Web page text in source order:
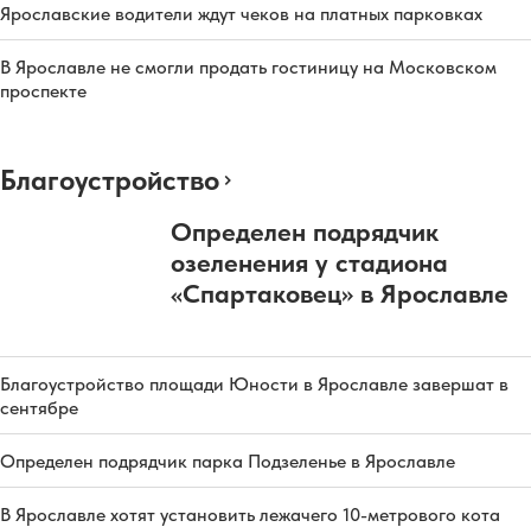
Ярославские водители ждут чеков на платных парковках
В Ярославле не смогли продать гостиницу на Московском
проспекте
Благоустройство
Определен подрядчик
озеленения у стадиона
«Спартаковец» в Ярославле
Благоустройство площади Юности в Ярославле завершат в
сентябре
Определен подрядчик парка Подзеленье в Ярославле
В Ярославле хотят установить лежачего 10-метрового кота